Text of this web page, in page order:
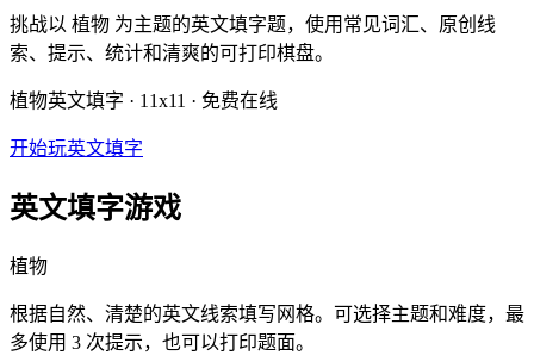
挑战以 植物 为主题的英文填字题，使用常见词汇、原创线
索、提示、统计和清爽的可打印棋盘。
植物英文填字 · 11x11 · 免费在线
开始玩英文填字
英文填字游戏
植物
根据自然、清楚的英文线索填写网格。可选择主题和难度，最
多使用 3 次提示，也可以打印题面。